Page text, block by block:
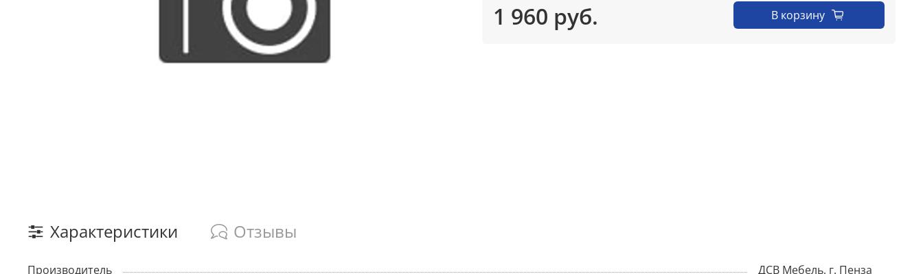
1 960 руб. В корзину
Характеристики Отзывы
Производитель ДСВ Мебель, г. Пенза